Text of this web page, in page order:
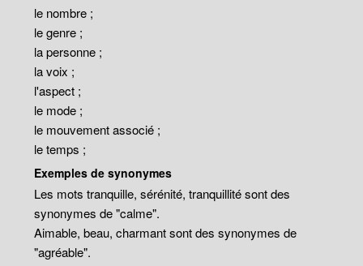
le nombre ;
le genre ;
la personne ;
la voix ;
l'aspect ;
le mode ;
le mouvement associé ;
le temps ;
Exemples de synonymes
Les mots tranquille, sérénité, tranquillité sont des
synonymes de "calme".
Aimable, beau, charmant sont des synonymes de
"agréable".